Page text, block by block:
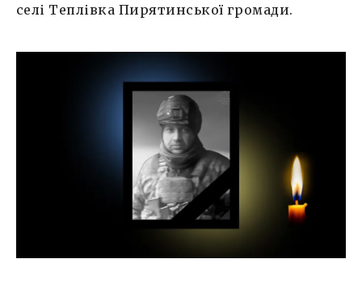
селі Теплівка Пирятинської громади.